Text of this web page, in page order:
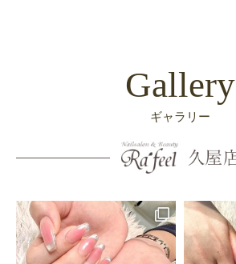
Gallery
ギャラリー